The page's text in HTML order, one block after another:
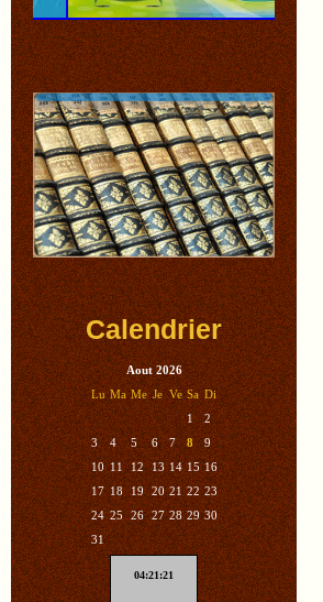
Calendrier
Aout 2026
Lu Ma Me Je Ve Sa Di
1
2
3
4 5 6 7 8
9
10 11 12 13 14 15 16
17 18 19 20 21 22 23
24 25 26 27 28 29 30
31
04:21:22